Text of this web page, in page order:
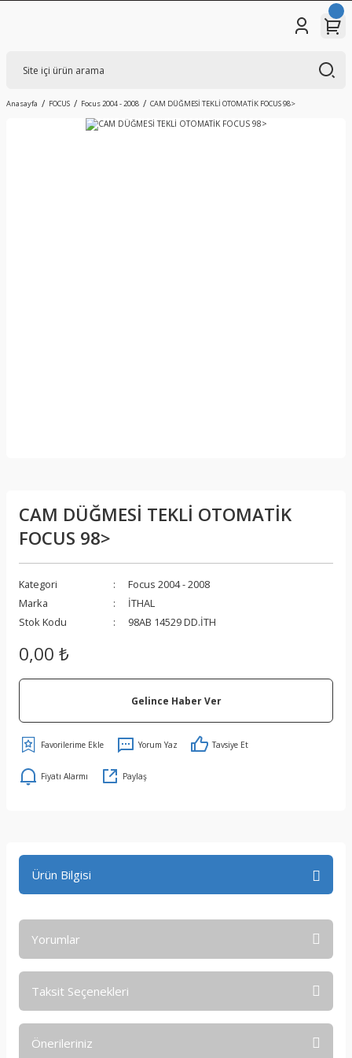
Anasayfa FOCUS Focus 2004 - 2008 CAM DÜĞMESİ TEKLİ OTOMATİK FOCUS 98>
CAM DÜĞMESİ TEKLİ OTOMATİK
FOCUS 98>
Kategori
Focus 2004 - 2008
Marka
İTHAL
Stok Kodu
98AB 14529 DD.İTH
0,00 ₺
Gelince Haber Ver
Yorum Yaz Tavsiye Et
Fiyatı Alarmı Paylaş
Ürün Bilgisi
Yorumlar
Taksit Seçenekleri
Önerileriniz